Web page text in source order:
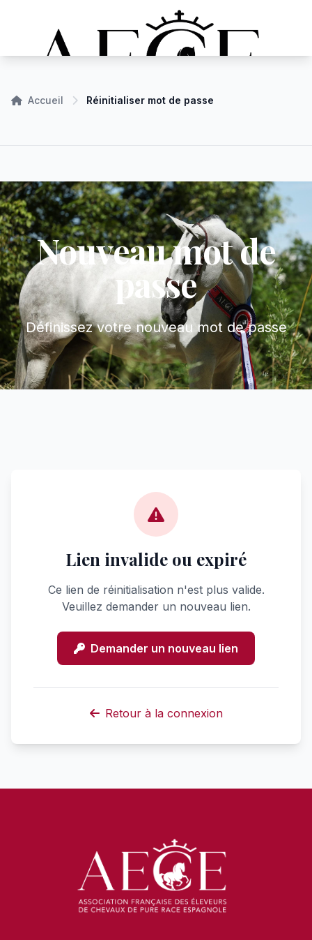
Accueil Réinitialiser mot de passe
Nouveau mot de
passe
Définissez votre nouveau mot de passe
Lien invalide ou expiré
Ce lien de réinitialisation n'est plus valide.
Veuillez demander un nouveau lien.
Demander un nouveau lien
Retour à la connexion